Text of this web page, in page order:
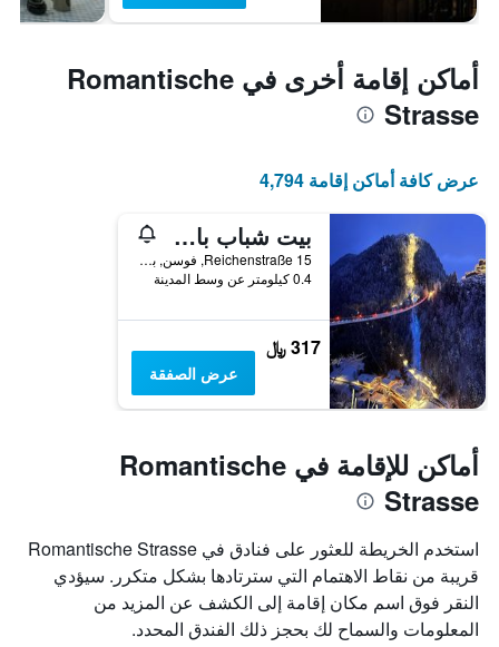
أماكن إقامة أخرى في Romantische
Strasse
عرض كافة أماكن إقامة 4,794
بيت شباب بافاريا سيتي - بيت شباب بوتيكي
Reichenstraße 15, فوسن, بافاريا, ألمانيا
0.4 كيلومتر عن وسط المدينة
317 ﷼
عرض الصفقة
أماكن للإقامة في Romantische
Strasse
استخدم الخريطة للعثور على فنادق في Romantische Strasse
قريبة من نقاط الاهتمام التي سترتادها بشكل متكرر. سيؤدي
النقر فوق اسم مكان إقامة إلى الكشف عن المزيد من
المعلومات والسماح لك بحجز ذلك الفندق المحدد.